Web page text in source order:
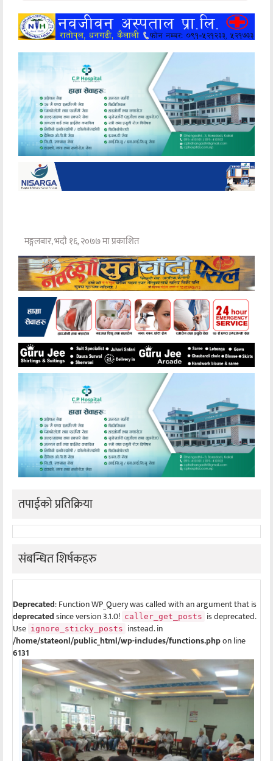
खेलकुद
मनोरञ्जन
अन्य
मङ्गलबार, भदौ १६, २०७७ मा प्रकाशित
तपाईको प्रतिक्रिया
संबन्धित शिर्षकहरु
Deprecated: Function WP_Query was called with an argument that is
deprecatedsince version 3.1.0! caller_get_posts is deprecated.
Use ignore_sticky_posts instead. in
/home/stateonl/public_html/wp-includes/functions.phpon line
6131